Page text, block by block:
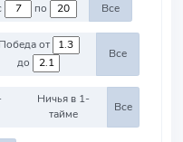
с по Все
Победа от
до
Все
Ничья в 1-
тайме
Все